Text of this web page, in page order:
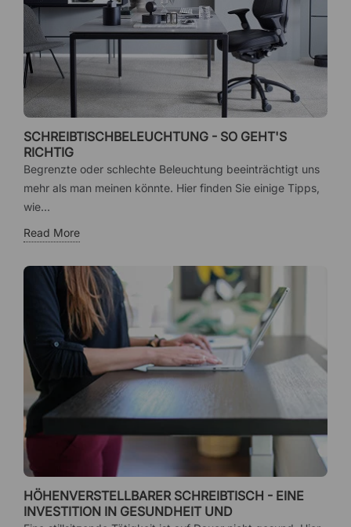
SCHREIBTISCHBELEUCHTUNG - SO GEHT'S
RICHTIG
Begrenzte oder schlechte Beleuchtung beeinträchtigt uns
mehr als man meinen könnte. Hier finden Sie einige Tipps,
wie...
Read More
HÖHENVERSTELLBARER SCHREIBTISCH - EINE
INVESTITION IN GESUNDHEIT UND